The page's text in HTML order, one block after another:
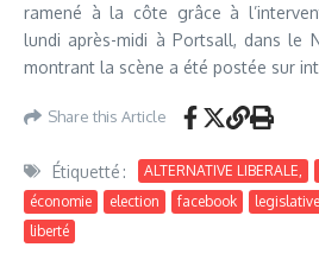
ramené à la côte grâce à
lundi après-midi à Portsall, dans le
montrant la scène a été postée sur
Share this Article
Étiquetté : ALTERNATIVE LIBERALE,
économie
election facebook
liberté